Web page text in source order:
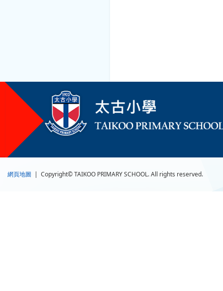
網頁地圖 | Copyright© TAIKOO PRIMARY SCHOOL. All rights reserved.